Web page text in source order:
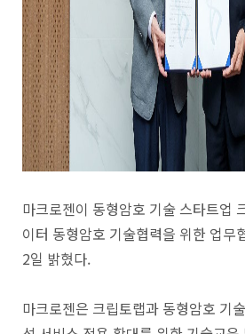
마크로젠이 동형암호 기술 스타트업
이터 동형암호 기술협력을 위한 업무
2일 밝혔다.
마크로젠은 크립토랩과 동형암호 기